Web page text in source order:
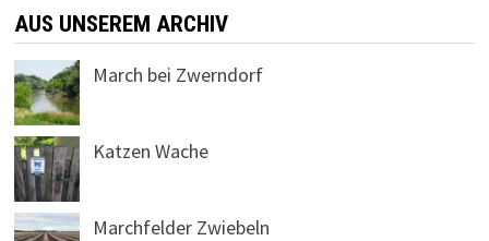
AUS UNSEREM ARCHIV
March bei Zwerndorf
Katzen Wache
Marchfelder Zwiebeln